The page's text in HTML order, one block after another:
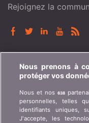
Rejoignez la
BONUS.CH
comparatifs ?
publicité, ...
Nous prenons à
protéger vos
Nous et nos638
personnelles, telles
identifiants uniques,
J'accepte, les